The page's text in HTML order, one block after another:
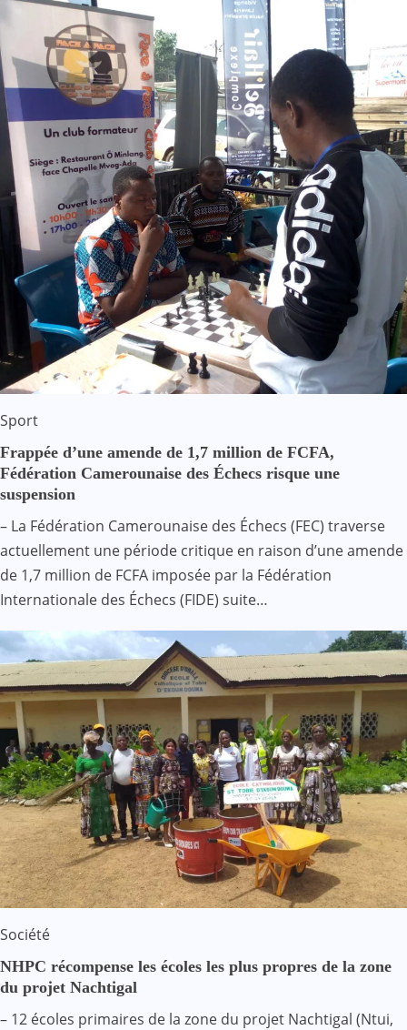
Sport
Frappée d’une amende de 1,7 million de FCFA,
Fédération Camerounaise des Échecs risque une
suspension
– La Fédération Camerounaise des Échecs (FEC) traverse
actuellement une période critique en raison d’une amende
de 1,7 million de FCFA imposée par la Fédération
Internationale des Échecs (FIDE) suite…
Société
NHPC récompense les écoles les plus propres de la zone
du projet Nachtigal
– 12 écoles primaires de la zone du projet Nachtigal (Ntui,